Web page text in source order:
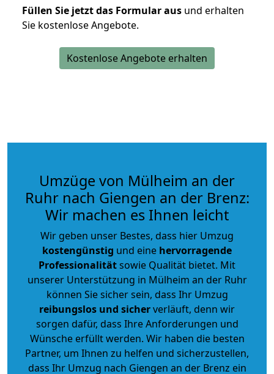
Füllen Sie jetzt das Formular aus und erhalten
Sie kostenlose Angebote.
Kostenlose Angebote erhalten
Umzüge von Mülheim an der
Ruhr nach Giengen an der Brenz:
Wir machen es Ihnen leicht
Wir geben unser Bestes, dass hier Umzug
kostengünstig und eine hervorragende
Professionalitätsowie Qualität bietet. Mit
unserer Unterstützung in Mülheim an der Ruhr
können Sie sicher sein, dass Ihr Umzug
reibungslos und sicherverläuft, denn wir
sorgen dafür, dass Ihre Anforderungen und
Wünsche erfüllt werden. Wir haben die besten
Partner, um Ihnen zu helfen und sicherzustellen,
dass Ihr Umzug nach Giengen an der Brenz ein